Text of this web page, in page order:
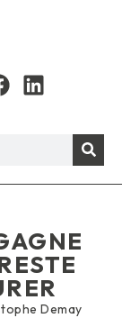
Demay